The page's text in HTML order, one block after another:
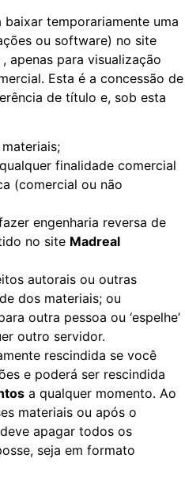
temporariamente uma
ou software) no site
, apenas para visualização
Esta é a concessão de
de título e, sob esta
finalidade comercial
(comercial ou não
engenharia reversa de
no site Madreal
autorais ou outras
dos materiais; ou
outra pessoa ou ‘espelhe’
outro servidor.
rescindida se você
e poderá ser rescindida
a qualquer momento. Ao
materiais ou após o
apagar todos os
seja em formato